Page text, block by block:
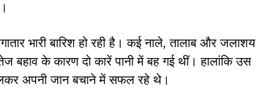
भारी बारिश हो रही है। कई नाले, तालाब और जलाशय
बहाव के कारण दो कारें पानी में बह गई थीं। हालांकि उस
अपनी जान बचाने में सफल रहे थे।